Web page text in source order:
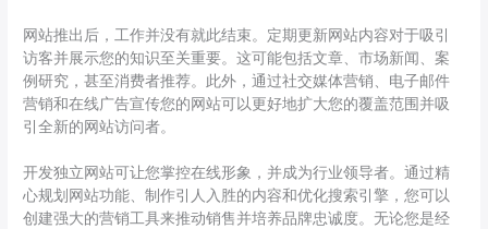
网站推出后，工作并没有就此结束。定期更新网站内容对于吸引
访客并展示您的知识至关重要。这可能包括文章、市场新闻、案
例研究，甚至消费者推荐。此外，通过社交媒体营销、电子邮件
营销和在线广告宣传您的网站可以更好地扩大您的覆盖范围并吸
引全新的网站访问者。
开发独立网站可让您掌控在线形象，并成为行业领导者。通过精
心规划网站功能、制作引人入胜的内容和优化搜索引擎，您可以
创建强大的营销工具来推动销售并培养品牌忠诚度。无论您是经